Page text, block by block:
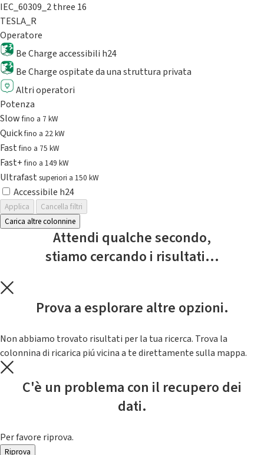
IEC_60309_2 three 16
TESLA_R
Operatore
Be Charge accessibili h24
Be Charge ospitate da una struttura privata
Altri operatori
Potenza
Slowfino a 7 kW
Quickfino a 22 kW
Fastfino a 75 kW
Fast+fino a 149 kW
Ultrafast superiori a 150 kW
Accessibile h24
Applica
Cancella filtri
Carica altre colonnine
Attendi qualche secondo,
stiamo cercando i risultati...
Prova a esplorare altre opzioni.
Non abbiamo trovato risultati per la tua ricerca. Trova la
colonnina di ricarica piú vicina a te direttamente sulla mappa.
C'è un problema con il recupero dei
dati.
Per favore riprova.
Riprova